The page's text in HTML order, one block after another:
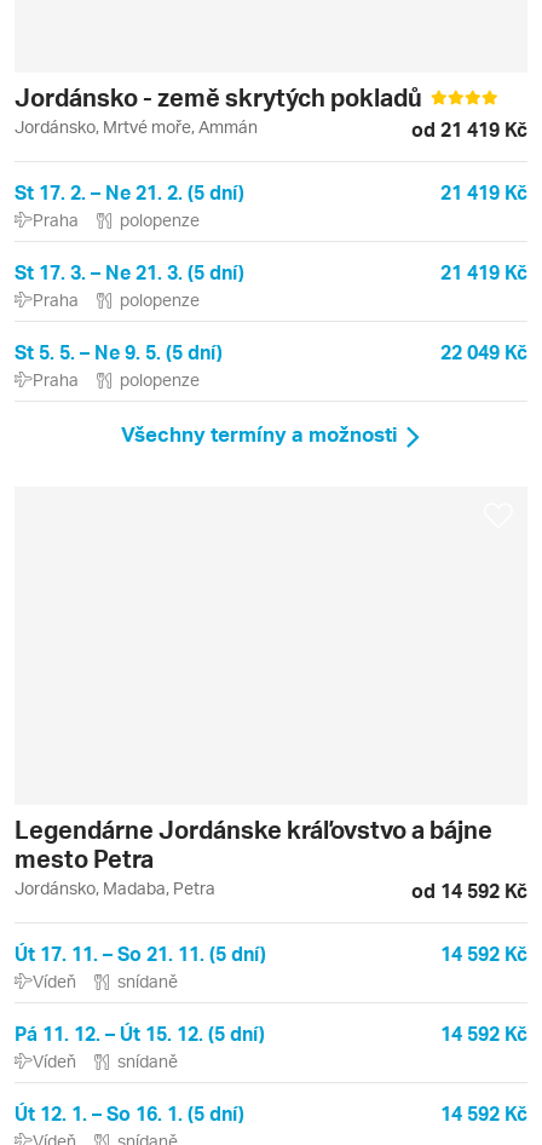
Jordánsko - země skrytých pokladů
Jordánsko, Mrtvé moře, Ammán od 21 419 Kč
St 17. 2. – Ne 21. 2. (5 dní) 21 419 Kč
Praha polopenze
St 17. 3. – Ne 21. 3. (5 dní) 21 419 Kč
Praha polopenze
St 5. 5. – Ne 9. 5. (5 dní) 22 049 Kč
Praha polopenze
Všechny termíny a možnosti
Legendárne Jordánske kráľovstvo a bájne
mesto Petra
Jordánsko, Madaba, Petra od 14 592 Kč
Út 17. 11. – So 21. 11. (5 dní) 14 592 Kč
Vídeň snídaně
Pá 11. 12. – Út 15. 12. (5 dní) 14 592 Kč
Vídeň snídaně
Út 12. 1. – So 16. 1. (5 dní) 14 592 Kč